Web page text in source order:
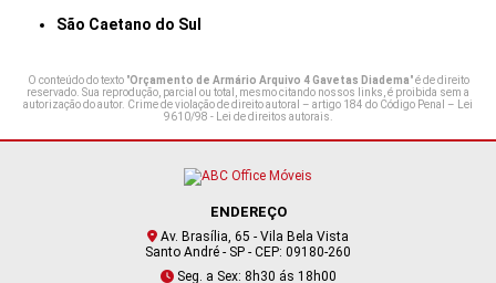
São Caetano do Sul
O conteúdo do texto "Orçamento de Armário Arquivo 4 Gavetas Diadema" é de direito
reservado. Sua reprodução, parcial ou total, mesmo citando nossos links, é proibida sem a
autorização do autor. Crime de violação de direito autoral – artigo 184 do Código Penal – Lei
9610/98 - Lei de direitos autorais.
ENDEREÇO
Av. Brasília, 65 - Vila Bela Vista
Santo André - SP - CEP: 09180-260
Seg. a Sex: 8h30 ás 18h00